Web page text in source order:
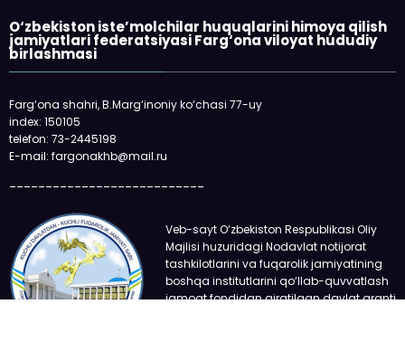
«Faqat naqd pul» degan gapga o‘rin
qolmayapti: xaridor QR-kod orqali ham to‘lay
oladi
jamiyatlari federatsiyasi Farg‘ona viloyat hududiy
birlashmasi
Farg‘ona shahri, B.Marg‘inoniy ko‘chasi 77-uy
index: 150105